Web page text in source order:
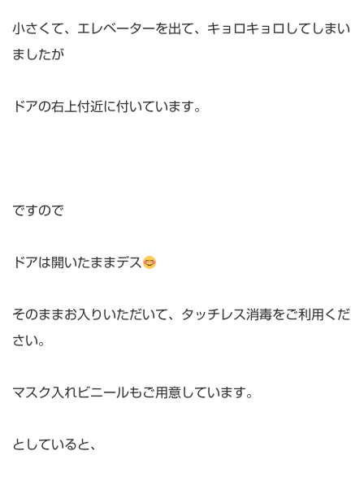
小さくて、エレベーターを出て、キョロキョロしてしまい
ましたが
ドアの右上付近に付いています。
ですので
ドアは開いたままデス
そのままお入りいただいて、タッチレス消毒をご利用くだ
さい。
マスク入れビニールもご用意しています。
としていると、